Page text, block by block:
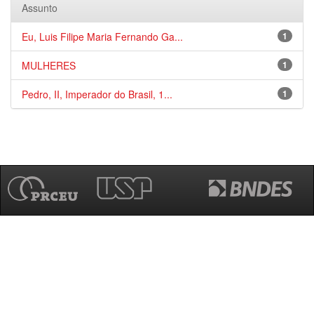
Assunto
1
Eu, Luis Filipe Maria Fernando Ga...
1
MULHERES
1
Pedro, II, Imperador do Brasil, 1...